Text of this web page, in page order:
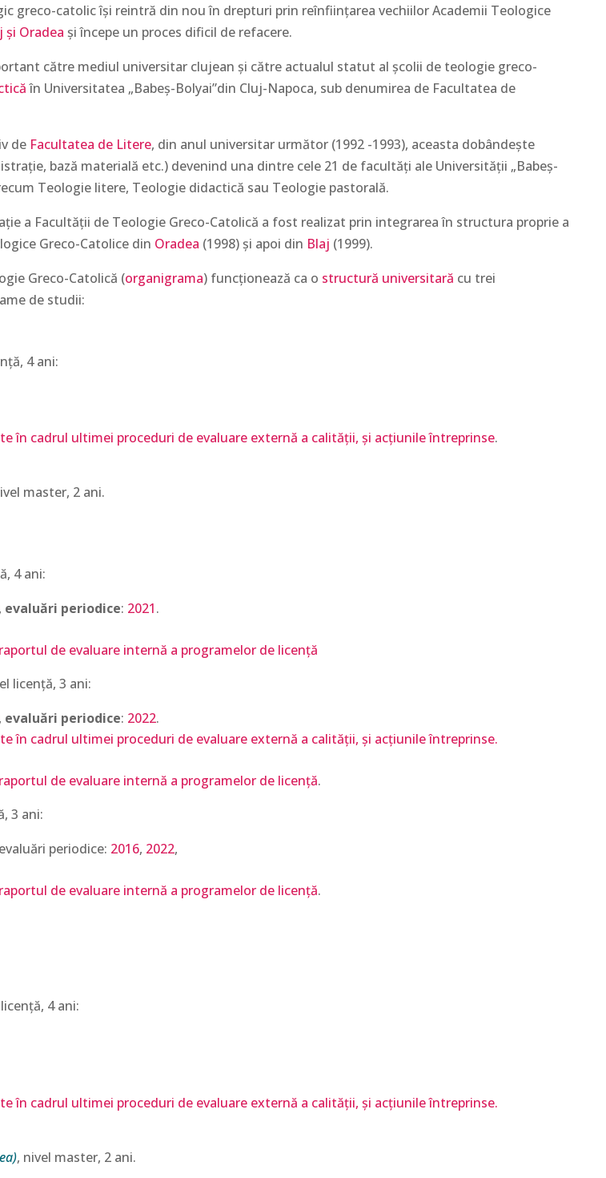
greco-catolic își reintră din nou în drepturi prin reînființarea vechiilor Academii Teologice
și Oradea și începe un proces dificil de refacere.
către mediul universitar clujean și către actualul statut al școlii de teologie greco-
în Universitatea „Babeş-Bolyai”din Cluj-Napoca, sub denumirea de Facultatea de
de Facultatea de Litere, din anul universitar următor (1992 -1993), aceasta dobândește
bază materială etc.) devenind una dintre cele 21 de facultăţi ale Universităţii „Babeş-
Teologie litere, Teologie didactică sau Teologie pastorală.
a Facultății de Teologie Greco-Catolică a fost realizat prin integrarea în structura proprie a
Greco-Catolice din Oradea (1998) și apoi din Blaj (1999).
Greco-Catolică (organigrama) funcționează ca o structură universitară cu trei
de studii:
4 ani:
în cadrul ultimei proceduri de evaluare externă a calității, și acțiunile întreprinse.
master, 2 ani.
4 ani:
, evaluări periodice: 2021.
de evaluare internă a programelor de licență
licență, 3 ani:
, evaluări periodice: 2022.
în cadrul ultimei proceduri de evaluare externă a calității, și acțiunile întreprinse.
de evaluare internă a programelor de licență.
3 ani:
periodice: 2016, 2022,
de evaluare internă a programelor de licență.
4 ani:
în cadrul ultimei proceduri de evaluare externă a calității, și acțiunile întreprinse.
, nivel master, 2 ani.